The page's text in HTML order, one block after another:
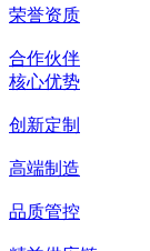
荣誉资质
合作伙伴
核心优势
创新定制
高端制造
品质管控